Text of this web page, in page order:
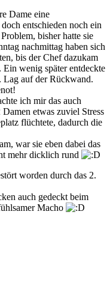
Dame eine
entschieden noch ein
bisher hatte sie
nachmittag haben sich
bis der Chef dazukam
wenig später entdeckte
Lag auf der Rückwand.
ich mir das auch
etwas zuviel Stress
flüchtete, dadurch die
war sie eben dabei das
mehr dicklich rund
worden durch das 2.
auch gedeckt beim
Macho